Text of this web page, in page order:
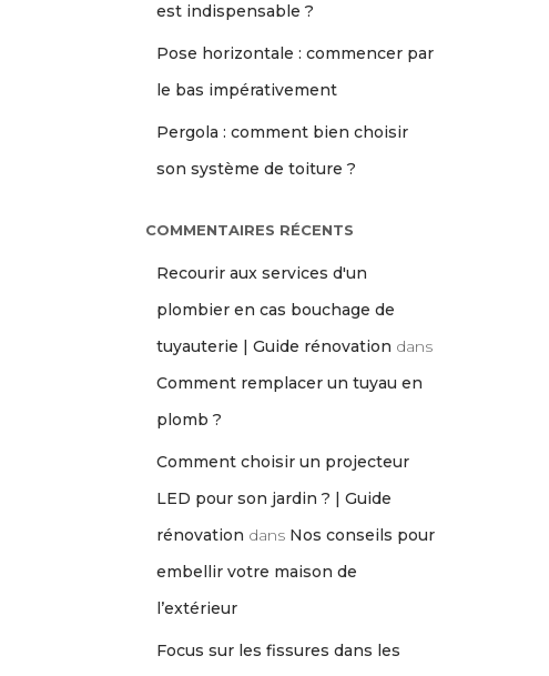
est indispensable ?
Pose horizontale : commencer par
le bas impérativement
Pergola : comment bien choisir
son système de toiture ?
COMMENTAIRES RÉCENTS
Recourir aux services d'un
plombier en cas bouchage de
tuyauterie | Guide rénovation dans
Comment remplacer un tuyau en
plomb ?
Comment choisir un projecteur
LED pour son jardin ? | Guide
rénovation dans Nos conseils pour
embellir votre maison de
l’extérieur
Focus sur les fissures dans les